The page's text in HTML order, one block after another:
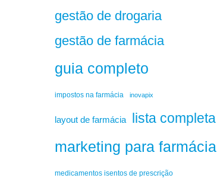
gestão de drogaria
gestão de farmácia
guia completo
impostos na farmácia inovapix
layout de farmácia lista completa
marketing para farmácia
medicamentos isentos de prescrição